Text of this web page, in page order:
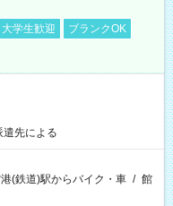
大学生歓迎
ブランクOK
先による
(鉄道)駅からバイク・車 / 館